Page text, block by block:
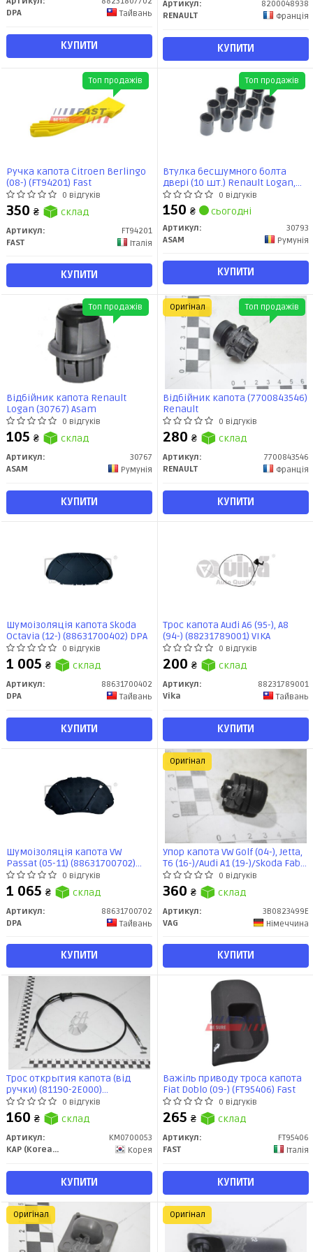
DPA
Тайвань
КУПИТИ
Артикул:
8200048938
RENAULT
Франція
КУПИТИ
Ручка капота Citroen Berlingo
(08-) (FT94201) Fast
0 відгуків
350 ₴ склад
Артикул:
FT94201
FAST
Італія
КУПИТИ
Топ продажів
Втулка бесшумного болта
двері (10 шт.) Renault Logan,
Sandero (30793) Asam
0 відгуків
150 ₴ сьогодні
Артикул:
30793
ASAM
Румунія
КУПИТИ
Топ продажів
Відбійник капота Renault
Logan (30767) Asam
0 відгуків
105 ₴ склад
Артикул:
30767
ASAM
Румунія
КУПИТИ
Топ продажів
Відбійник капота (7700843546)
Renault
0 відгуків
280 ₴ склад
Артикул:
7700843546
RENAULT
Франція
КУПИТИ
Топ продажів
Оригінал
Шумоізоляція капота Skoda
Octavia (12-) (88631700402) DPA
0 відгуків
1 005 ₴ склад
Артикул:
88631700402
DPA
Тайвань
КУПИТИ
Трос капота Audi A6 (95-), A8
(94-) (88231789001) VIKA
0 відгуків
200 ₴ склад
Артикул:
88231789001
Vika
Тайвань
КУПИТИ
Шумоізоляція капота VW
Passat (05-11) (88631700702)
DPA
0 відгуків
1 065 ₴ склад
Артикул:
88631700702
DPA
Тайвань
КУПИТИ
Упор капота VW Golf (04-), Jetta,
T6 (16-)/Audi A1 (19-)/Skoda Fabia
(09-14)/Seat Ateca (16-)
(3B0823499E) VAG
0 відгуків
360 ₴ склад
Артикул:
3B0823499E
VAG
Німеччина
КУПИТИ
Оригінал
Трос открытия капота (від
ручки) (81190-2E000)
(KM0700053) KAP0 відгуків
160 ₴ склад
Артикул:
KM0700053
KAP (KoreaAutoParts)
Корея
КУПИТИ
Важіль приводу троса капота
Fiat Doblo (09-) (FT95406) Fast
0 відгуків
265 ₴ склад
Артикул:
FT95406
FAST
Італія
КУПИТИ
Оригінал Оригінал